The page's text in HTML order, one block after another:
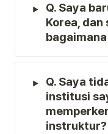
Q. Saya
Korea,
Q. Saya
institusi
instruktur?